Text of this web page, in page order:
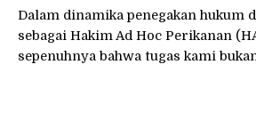
Dalam dinamika penegakan hukum
sebagai Hakim Ad Hoc Perikanan
sepenuhnya bahwa tugas kami